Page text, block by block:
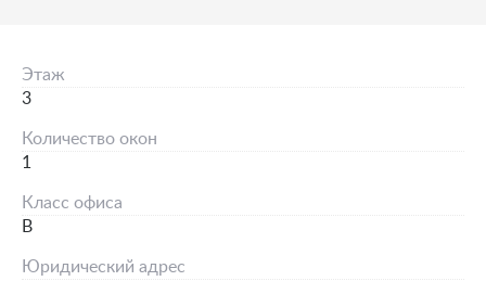
Этаж
3
Количество окон
1
Класс офиса
B
Юридический адрес